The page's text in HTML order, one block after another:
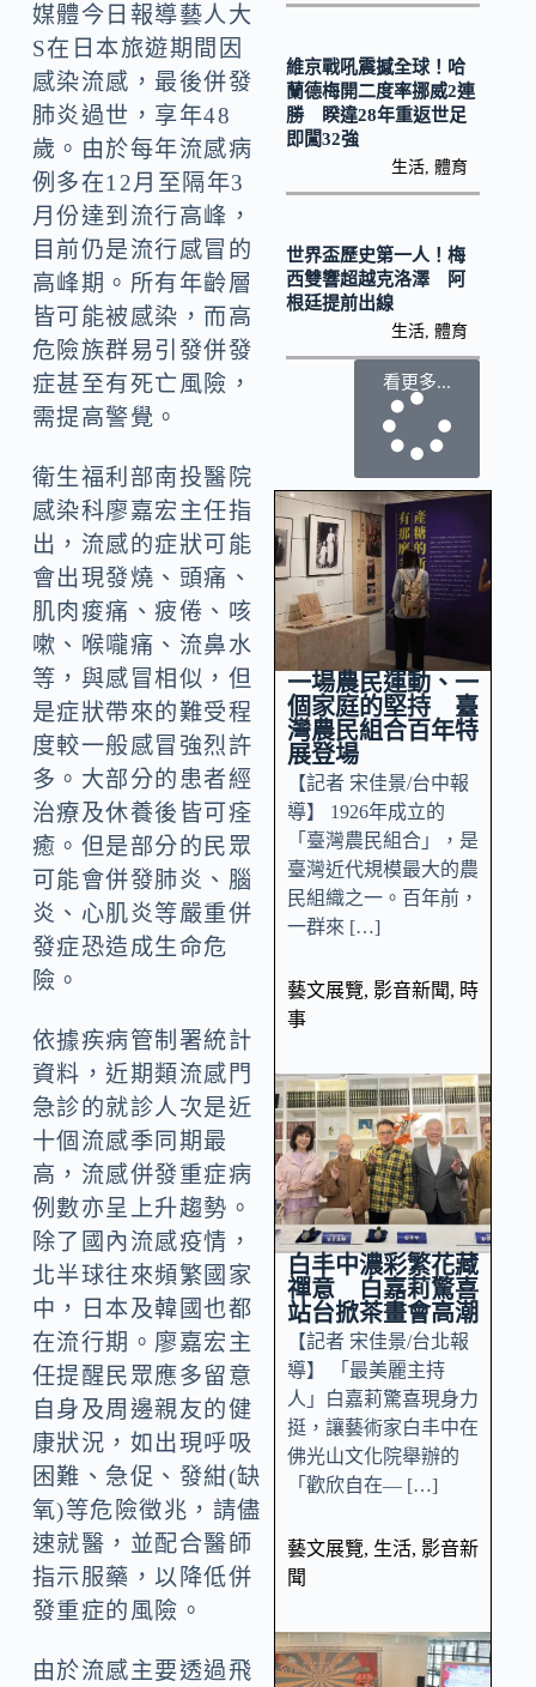
媒體今日報導藝人大
S在日本旅遊期間因
感染流感，最後併發
肺炎過世，享年48
歲。由於每年流感病
例多在12月至隔年3
月份達到流行高峰，
目前仍是流行感冒的
高峰期。所有年齡層
皆可能被感染，而高
危險族群易引發併發
症甚至有死亡風險，
需提高警覺。
衛生福利部南投醫院
感染科廖嘉宏主任指
出，流感的症狀可能
會出現發燒、頭痛、
肌肉痠痛、疲倦、咳
嗽、喉嚨痛、流鼻水
等，與感冒相似，但
是症狀帶來的難受程
度較一般感冒強烈許
多。大部分的患者經
治療及休養後皆可痊
癒。但是部分的民眾
可能會併發肺炎、腦
炎、心肌炎等嚴重併
發症恐造成生命危
險。
依據疾病管制署統計
資料，近期類流感門
急診的就診人次是近
十個流感季同期最
高，流感併發重症病
例數亦呈上升趨勢。
除了國內流感疫情，
北半球往來頻繁國家
中，日本及韓國也都
在流行期。廖嘉宏主
任提醒民眾應多留意
自身及周邊親友的健
康狀況，如出現呼吸
困難、急促、發紺(缺
氧)等危險徵兆，請儘
速就醫，並配合醫師
指示服藥，以降低併
發重症的風險。
由於流感主要透過飛
維京戰吼震撼全球！哈
蘭德梅開二度率挪威2連
勝 睽違28年重返世足
即闖32強
生活 ,體育
世界盃歷史第一人！梅
西雙響超越克洛澤 阿
根廷提前出線
生活 ,體育
看更多...
一場農民運動、一
個家庭的堅持 臺
灣農民組合百年特
展登場
【記者 宋佳景/台中報
導】 1926年成立的
「臺灣農民組合」，是
臺灣近代規模最大的農
民組織之一。百年前，
一群來 […]
藝文展覽, 影音新聞, 時
事
白丰中濃彩繁花藏
禪意 白嘉莉驚喜
站台掀茶畫會高潮
【記者 宋佳景/台北報
導】 「最美麗主持
人」白嘉莉驚喜現身力
挺，讓藝術家白丰中在
佛光山文化院舉辦的
「歡欣自在— […]
藝文展覽, 生活, 影音新
聞